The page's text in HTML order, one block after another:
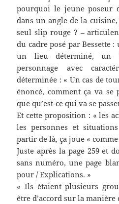
pourquoi le jeune poseur
dans un angle de la
seul slip rouge ? –
du cadre posé par Bessette
un lieu déterminé, un
personnage avec
déterminée : « Un cas de
énoncé, comment ça va
que qu’est-ce qui va se
Et cette proposition : « les
les personnes et
partir de là, ça joue «
Juste après la page 259 et
sans numéro, une page
pour / Explications. »
« Ils étaient plusieurs
être d’accord sur la manière